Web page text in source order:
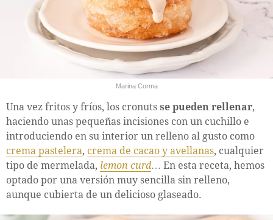
Marina Corma
Una vez fritos y fríos, los cronuts se pueden rellenar,
haciendo unas pequeñas incisiones con un cuchillo e
introduciendo en su interior un relleno al gusto como
crema pastelera, crema de cacao y avellanas, cualquier
tipo de mermelada, lemon curd… En esta receta, hemos
optado por una versión muy sencilla sin relleno,
aunque cubierta de un delicioso glaseado.